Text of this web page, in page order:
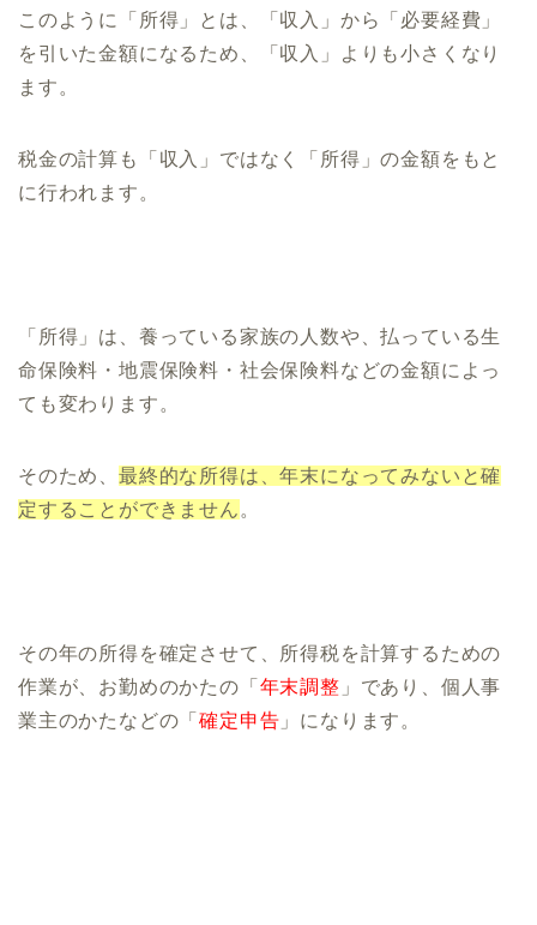
このように「所得」とは、「収入」から「必要経費」
を引いた金額になるため、「収入」よりも小さくなり
ます。
税金の計算も「収入」ではなく「所得」の金額をもと
に行われます。
「所得」は、養っている家族の人数や、払っている生
命保険料・地震保険料・社会保険料などの金額によっ
ても変わります。
そのため、 最終的な所得は、年末になってみないと確
定することができません 。
その年の所得を確定させて、所得税を計算するための
作業が、お勤めのかたの「 年末調整 」であり、個人事
業主のかたなどの「確定申告 」になります。